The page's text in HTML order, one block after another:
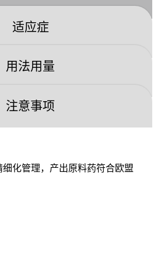
适应症
用法用量
注意事项
化管理，产出原料药符合欧盟